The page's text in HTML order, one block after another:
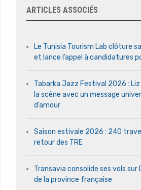
ARTICLES ASSOCIÉS
Le Tunisia Tourism Lab clôture
et lance l’appel à candidatures
Tabarka Jazz Festival 2026 : Liz
la scène avec un message
d’amour
Saison estivale 2026 : 240
retour des TRE
Transavia consolide ses vols sur
de la province française